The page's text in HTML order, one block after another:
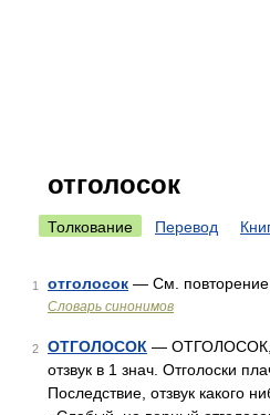
отголосок
Толкование Перевод
1 отголосок — См. повторение
Словарь синонимов
2 ОТГОЛОСОК — ОТГОЛОСОК,
отзвук в 1 знач. Отголоски
Последствие, отзвук какого